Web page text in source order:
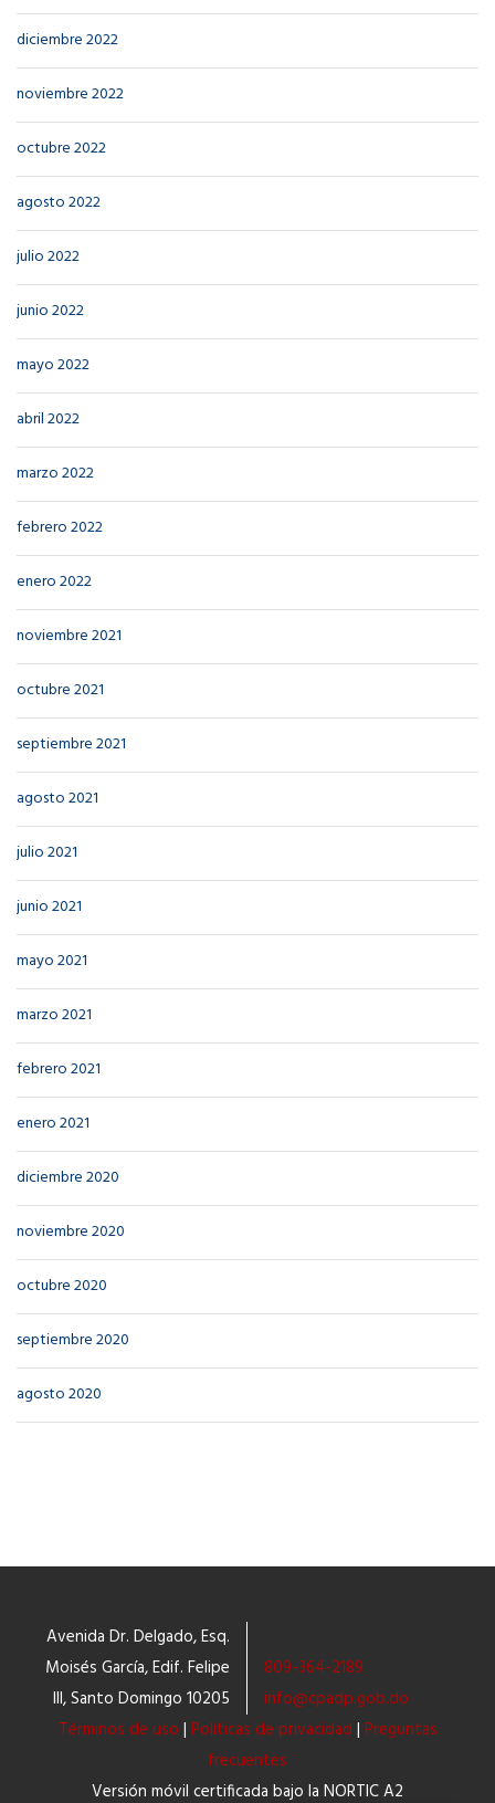
diciembre 2022
noviembre 2022
octubre 2022
agosto 2022
julio 2022
junio 2022
mayo 2022
abril 2022
marzo 2022
febrero 2022
enero 2022
noviembre 2021
octubre 2021
septiembre 2021
agosto 2021
julio 2021
junio 2021
mayo 2021
marzo 2021
febrero 2021
enero 2021
diciembre 2020
noviembre 2020
octubre 2020
septiembre 2020
agosto 2020
Avenida Dr. Delgado, Esq.
Moisés García, Edif. Felipe
III, Santo Domingo 10205
809-364-2189
info@cpadp.gob.do
Términos de uso | Políticas de privacidad | Preguntas
frecuentes
Versión móvil certificada bajo la NORTIC A2